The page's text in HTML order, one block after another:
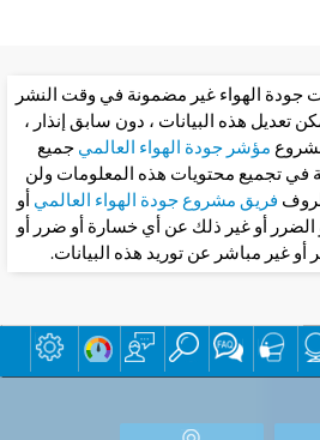
جودة الهواء غير مضمونة في وقت النشر
هذه البيانات ، دون سابق إنذار ،
مؤشر جودة الهواء العالميجميع
في تجميع محتويات هذه المعلومات ولن
فريق مشروع جودة الهواء العالميأو
الضرر أو غير ذلك عن أي خسارة أو ضرر أو
غير مباشر عن توريد هذه البيانات.